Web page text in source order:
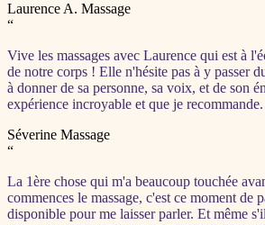
Laurence A. Massage
“
Vive les massages avec Laurence qui est à
de notre corps ! Elle n'hésite pas à y passer
à donner de sa personne, sa voix, et de son
expérience incroyable et que je recommande.
Séverine Massage
“
La 1ère chose qui m'a beaucoup touchée
commences le massage, c'est ce moment de
disponible pour me laisser parler. Et même